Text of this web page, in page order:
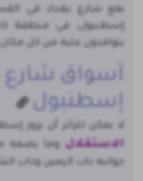
يقع شارع بغداد في
إسطنبول، في منطقة
يتوافدون عليه من كل مكان.
أسواق شارع
إسطنبول
لا يمكن للزائر أن يزور
الاستقلال وما يضمه
جوانبه ذات اليمين وذات